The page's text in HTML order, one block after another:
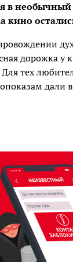
в
кино
дорожка у
тех
дали